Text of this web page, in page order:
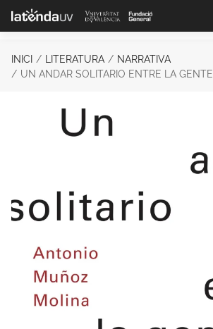
Saltar al contenido principal
INICI LITERATURA
NARRATIVA
UN ANDAR SOLITARIO ENTRE LA GENTE